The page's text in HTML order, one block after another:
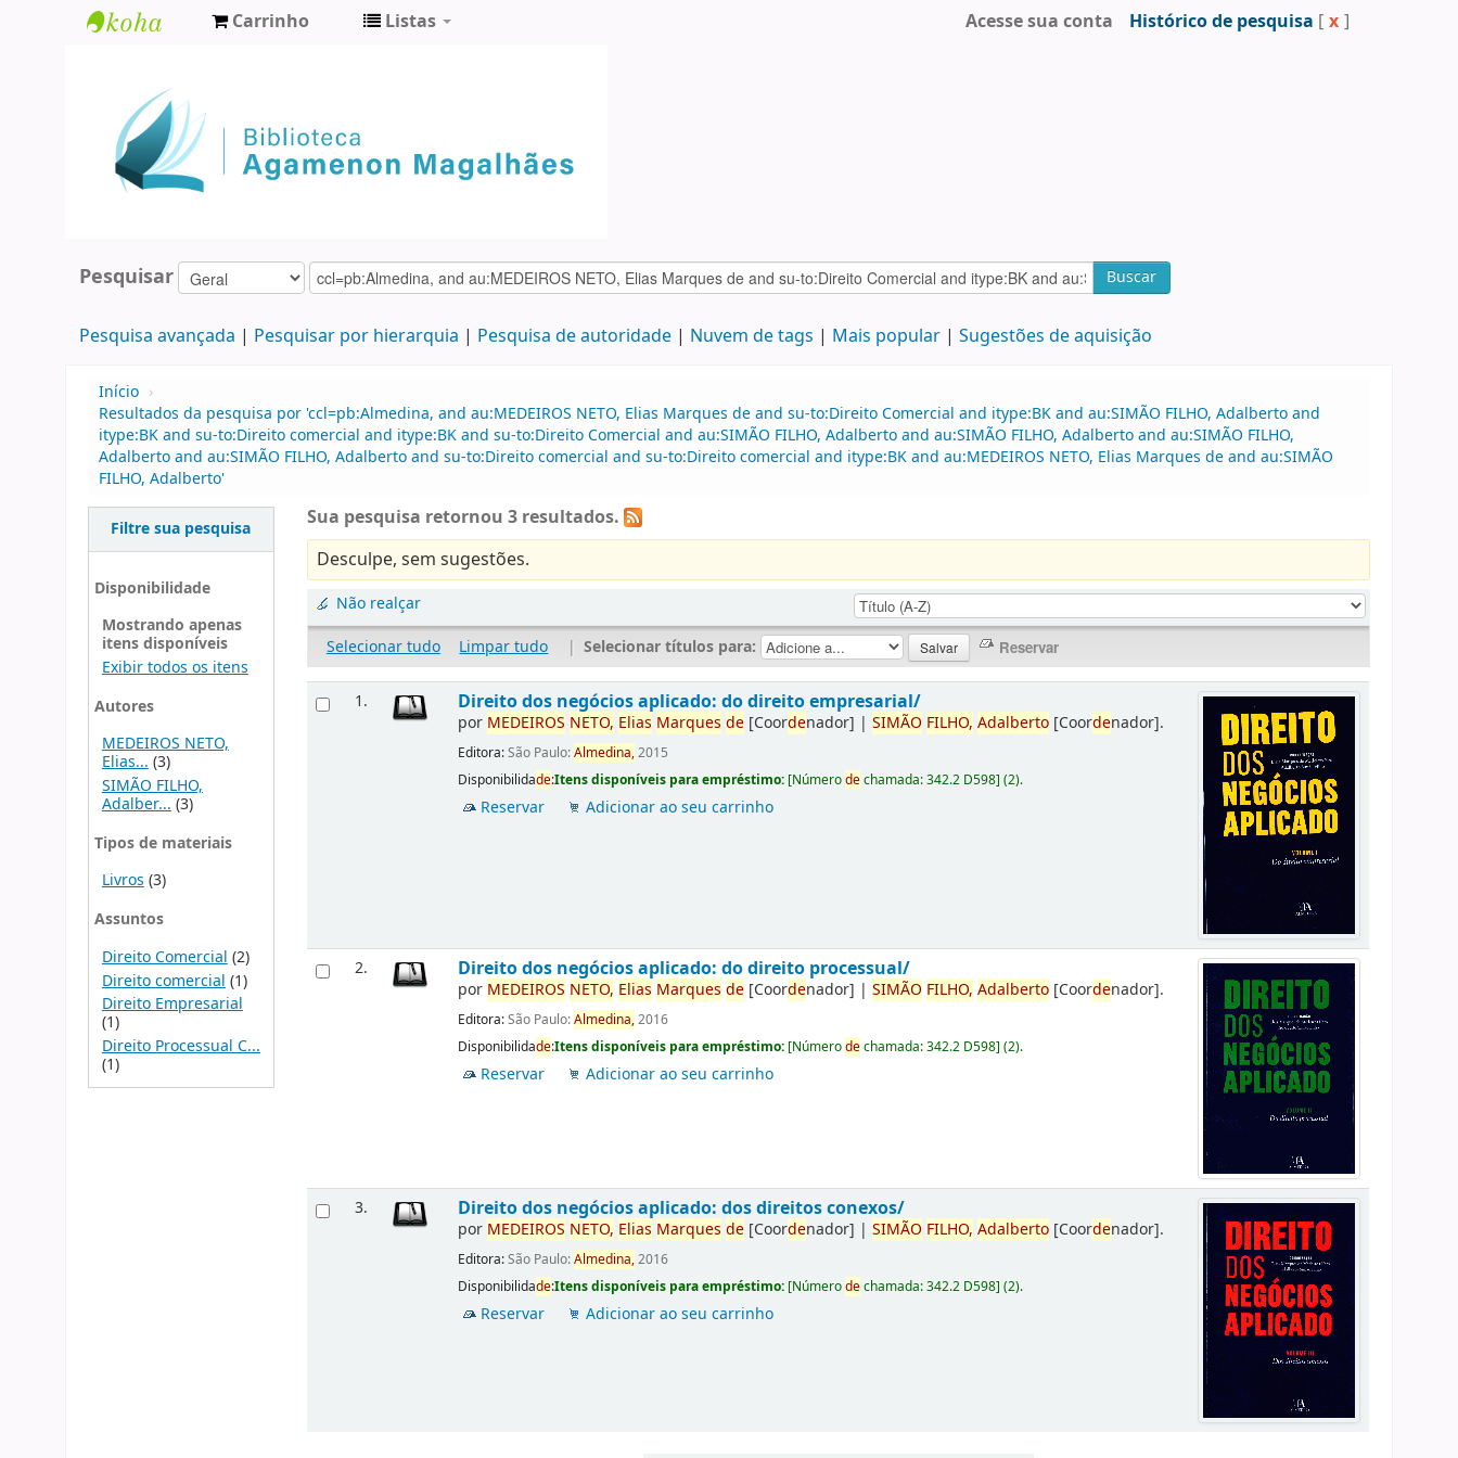
Agamenon
Magalhães
Carrinho Listas Acesse sua conta Histórico de pesquisa [ x ]
Pesquisar Buscar
Pesquisa avançada Pesquisar por hierarquia Pesquisa de autoridade Nuvem de tags Mais popular Sugestões de aquisição
Início ›
Resultados da pesquisa por 'ccl=pb:Almedina, and au:MEDEIROS NETO, Elias Marques de and su-to:Direito Comercial and itype:BK and au:SIMÃO FILHO, Adalberto and
itype:BK and su-to:Direito comercial and itype:BK and su-to:Direito Comercial and au:SIMÃO FILHO, Adalberto and au:SIMÃO FILHO, Adalberto and au:SIMÃO FILHO,
Adalberto and au:SIMÃO FILHO, Adalberto and su-to:Direito comercial and su-to:Direito comercial and itype:BK and au:MEDEIROS NETO, Elias Marques de and au:SIMÃO
FILHO, Adalberto'
Filtre sua pesquisa
Disponibilidade
Mostrando apenas
itens disponíveis
Exibir todos os itens
Autores
MEDEIROS NETO,
Elias...(3)
SIMÃO FILHO,
Adalber... (3)
Tipos de materiais
Livros(3)
Assuntos
Direito Comercial (2)
Direito comercial (1)
Direito Empresarial
(1)
Direito Processual C...
(1)
Sua pesquisa retornou 3 resultados.
Desculpe, sem sugestões.
Não realçar
Selecionar tudo
Limpar tudo | Selecionar títulos para:
1. Direito dos negócios aplicado: do direito empresarial/
por MEDEIROS NETO, Elias Marques de [Coordenador] |SIMÃO FILHO, Adalberto [Coordenador].
Editora:São Paulo:Almedina,2015
Disponibilidade:Itens disponíveis para empréstimo: [Númerodechamada:342.2 D598](2).
Reservar Adicionar ao seu carrinho
2. Direito dos negócios aplicado: do direito processual/
por MEDEIROS NETO, Elias Marques de [Coordenador] |SIMÃO FILHO, Adalberto [Coordenador].
Editora:São Paulo:Almedina,2016
Disponibilidade:Itens disponíveis para empréstimo: [Númerodechamada:342.2 D598](2).
Reservar Adicionar ao seu carrinho
3. Direito dos negócios aplicado: dos direitos conexos/
por MEDEIROS NETO, Elias Marques de [Coordenador] |SIMÃO FILHO, Adalberto [Coordenador].
Editora:São Paulo:Almedina,2016
Disponibilidade:Itens disponíveis para empréstimo: [Númerodechamada:342.2 D598](2).
Reservar Adicionar ao seu carrinho